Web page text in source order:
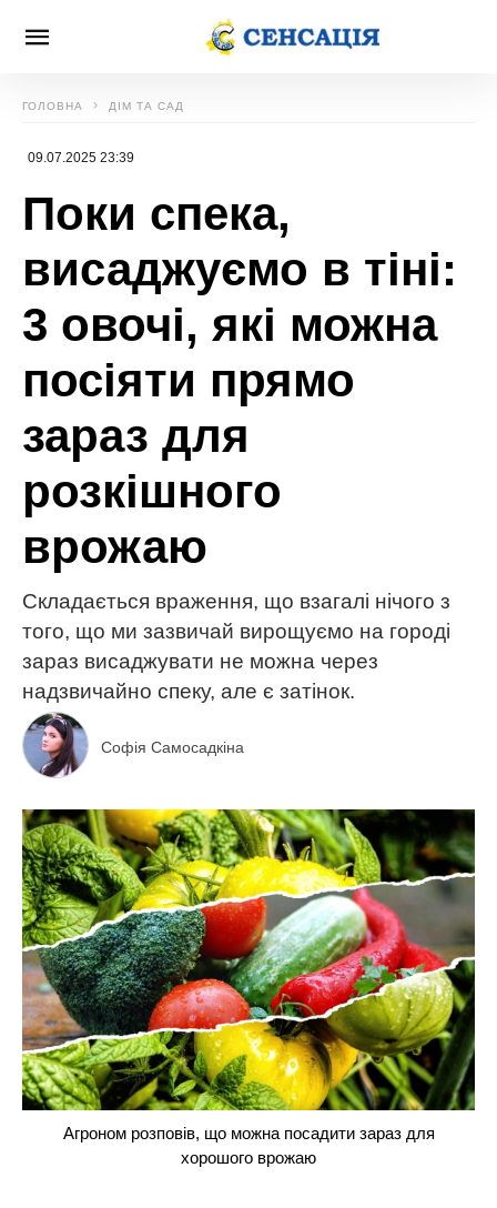
ГОЛОВНА ДІМ ТА САД
09.07.2025 23:39
Поки спека,
висаджуємо в тіні:
3 овочі, які можна
посіяти прямо
зараз для
розкішного
врожаю
Складається враження, що взагалі нічого з
того, що ми зазвичай вирощуємо на городі
зараз висаджувати не можна через
надзвичайно спеку, але є затінок.
Софія Самосадкіна
Агроном розповів, що можна посадити зараз для
хорошого врожаю